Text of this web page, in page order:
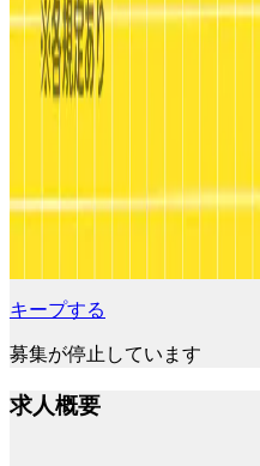
キープする
募集が停止しています
求人概要